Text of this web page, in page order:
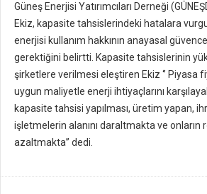
Güneş Enerjisi Yatırımcıları Derneği
Ekiz, kapasite tahsislerindeki hatalara
enerjisi kullanım hakkının anayasal
gerektiğini belirtti. Kapasite tahsislerinin
şirketlere verilmesi eleştiren Ekiz ‘’ Piyasa
uygun maliyetle enerji ihtiyaçlarını
kapasite tahsisi yapılması, üretim yapan,
işletmelerin alanını daraltmakta ve onların
azaltmakta’’ dedi.